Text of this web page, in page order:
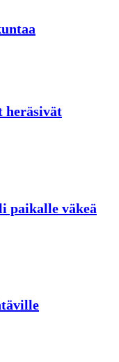
heräsivät
paikalle väkeä